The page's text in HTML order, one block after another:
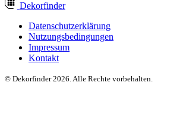
Dekorfinder
Datenschutzerklärung
Nutzungsbedingungen
Impressum
Kontakt
© Dekorfinder 2026. Alle Rechte vorbehalten.